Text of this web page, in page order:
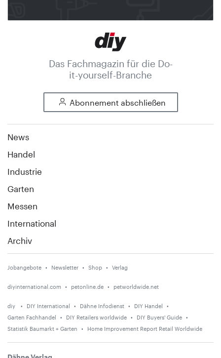
Das Fachmagazin für die Do-
it-yourself-Branche
Abonnement abschließen
News
Handel
Industrie
Garten
Messen
International
Archiv
Jobangebote Newsletter Shop Verlag
diyinternational.com petonline.de petworldwide.net
diy DIY International Dähne Infodienst
DIY Handel
Garten Fachhandel
DIY Retailers worldwide
DIY Buyers' Guide
Statistik Baumarkt + Garten
Home Improvement Report Retail Worldwide